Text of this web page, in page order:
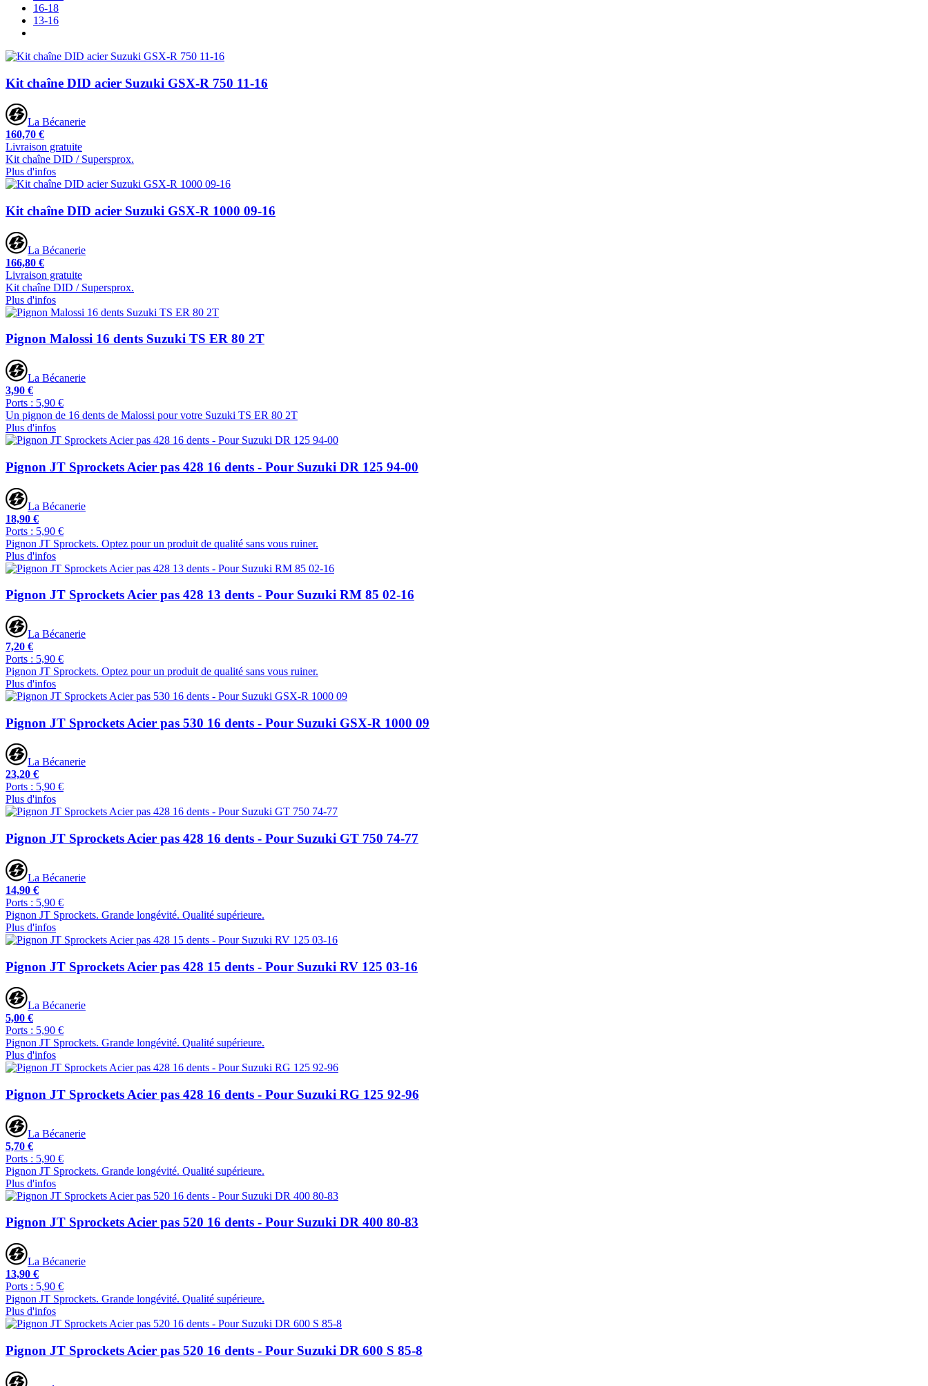
16-18
13-16
Kit chaîne DID acier Suzuki GSX-R 750 11-16
La Bécanerie
160,70 €
Livraison gratuite
Kit chaîne DID / Supersprox.
Plus d'infos
Kit chaîne DID acier Suzuki GSX-R 1000 09-16
La Bécanerie
166,80 €
Livraison gratuite
Kit chaîne DID / Supersprox.
Plus d'infos
Pignon Malossi 16 dents Suzuki TS ER 80 2T
La Bécanerie
3,90 €
Ports : 5,90 €
Un pignon de 16 dents de Malossi pour votre Suzuki TS ER 80 2T
Plus d'infos
Pignon JT Sprockets Acier pas 428 16 dents - Pour Suzuki DR 125 94-00
La Bécanerie
18,90 €
Ports : 5,90 €
Pignon JT Sprockets. Optez pour un produit de qualité sans vous ruiner.
Plus d'infos
Pignon JT Sprockets Acier pas 428 13 dents - Pour Suzuki RM 85 02-16
La Bécanerie
7,20 €
Ports : 5,90 €
Pignon JT Sprockets. Optez pour un produit de qualité sans vous ruiner.
Plus d'infos
Pignon JT Sprockets Acier pas 530 16 dents - Pour Suzuki GSX-R 1000 09
La Bécanerie
23,20 €
Ports : 5,90 €
Plus d'infos
Pignon JT Sprockets Acier pas 428 16 dents - Pour Suzuki GT 750 74-77
La Bécanerie
14,90 €
Ports : 5,90 €
Pignon JT Sprockets. Grande longévité. Qualité supérieure.
Plus d'infos
Pignon JT Sprockets Acier pas 428 15 dents - Pour Suzuki RV 125 03-16
La Bécanerie
5,00 €
Ports : 5,90 €
Pignon JT Sprockets. Grande longévité. Qualité supérieure.
Plus d'infos
Pignon JT Sprockets Acier pas 428 16 dents - Pour Suzuki RG 125 92-96
La Bécanerie
5,70 €
Ports : 5,90 €
Pignon JT Sprockets. Grande longévité. Qualité supérieure.
Plus d'infos
Pignon JT Sprockets Acier pas 520 16 dents - Pour Suzuki DR 400 80-83
La Bécanerie
13,90 €
Ports : 5,90 €
Pignon JT Sprockets. Grande longévité. Qualité supérieure.
Plus d'infos
Pignon JT Sprockets Acier pas 520 16 dents - Pour Suzuki DR 600 S 85-8